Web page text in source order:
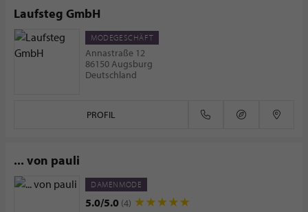
Laufsteg GmbH
MODEGESCHÄFT
Annastraße 12
86150 Augsburg
Deutschland
PROFIL
... von pauli
DAMENMODE
5.0/5.0 (4)